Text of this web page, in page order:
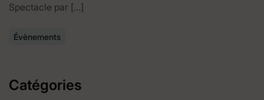
Spectacle par […]
Évènements
Catégories